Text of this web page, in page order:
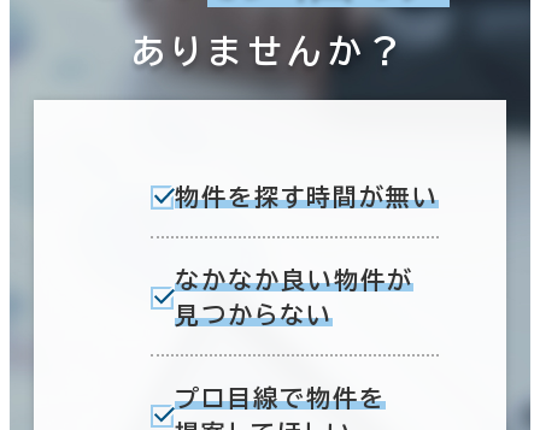
ありませんか？
物件を探す時間が無い
なかなか良い物件が
見つからない
プロ目線で物件を